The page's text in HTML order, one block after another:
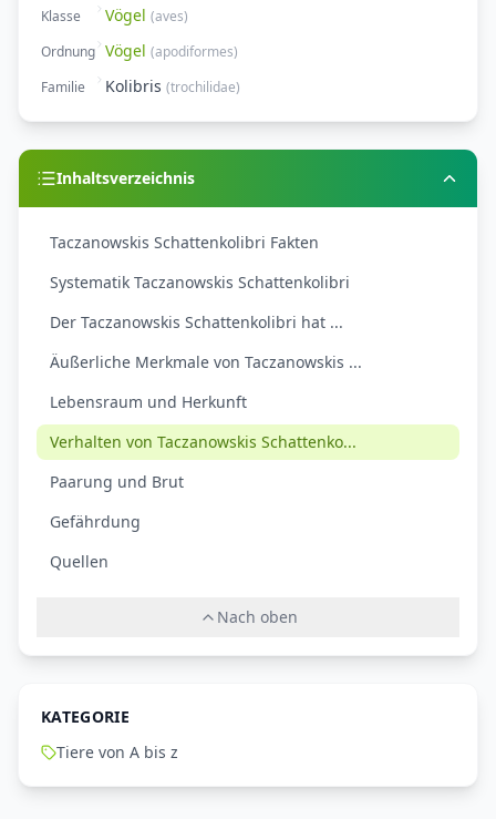
Klasse Vögel (aves)
Ordnung Vögel (apodiformes)
Familie
Kolibris (trochilidae)
Inhaltsverzeichnis
Taczanowskis Schattenkolibri Fakten
Systematik Taczanowskis Schattenkolibri
Der Taczanowskis Schattenkolibri hat ...
Äußerliche Merkmale von Taczanowskis ...
Lebensraum und Herkunft
Verhalten von Taczanowskis Schattenko...
Paarung und Brut
Gefährdung
Quellen
Nach oben
KATEGORIE
Tiere von A bis z